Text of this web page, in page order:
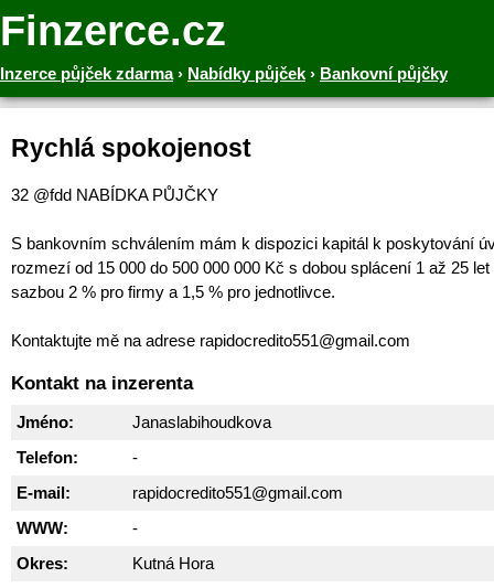
Finzerce.cz
Inzerce půjček zdarma› Nabídky půjček › Bankovní půjčky
Rychlá spokojenost
32 @fdd NABÍDKA PŮJČKY
S bankovním schválením mám k dispozici kapitál k poskytování
rozmezí od 15 000 do 500 000 000 Kč s dobou splácení 1 až 25
sazbou 2 % pro firmy a 1,5 % pro jednotlivce.
Kontaktujte mě na adrese rapidocredito551@gmail.com
Kontakt na inzerenta
Jméno:
Janaslabihoudkova
Telefon:
-
E-mail:
rapidocredito551@gmail.com
WWW:
-
Okres:
Kutná Hora